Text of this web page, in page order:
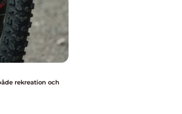
rekreation och